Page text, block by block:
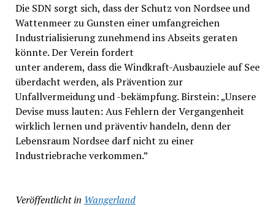
Die SDN sorgt sich, dass der Schutz von Nordsee und
Wattenmeer zu Gunsten einer umfangreichen
Industrialisierung zunehmend ins Abseits geraten
könnte. Der Verein fordert
unter anderem, dass die Windkraft-Ausbauziele auf See
überdacht werden, als Prävention zur
Unfallvermeidung und -bekämpfung. Birstein: „Unsere
Devise muss lauten: Aus Fehlern der Vergangenheit
wirklich lernen und präventiv handeln, denn der
Lebensraum Nordsee darf nicht zu einer
Industriebrache verkommen.”
Veröffentlicht in Wangerland